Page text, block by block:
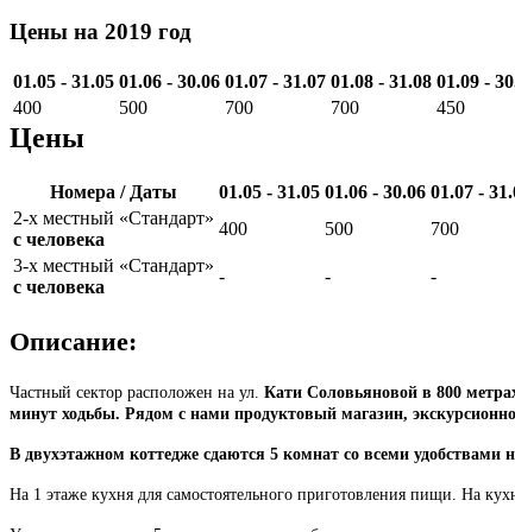
Цены на 2019 год
01.05 - 31.05 01.06 - 30.06 01.07 - 31.07 01.08 - 31.08 01.09 -
400
500 700 700 450
Цены
Номера / Даты 01.05 - 31.05 01.06 - 30.06 01.07 -
2-х местный «Стандарт»
с человека
400 500 700
3-х местный «Стандарт»
с человека
- - -
Описание:
Частный сектор расположен на ул. Кати Соловьяновой в 800
минут ходьбы. Рядом с нами продуктовый магазин,
В двухэтажном коттедже сдаются 5 комнат со всеми удобствами
На 1 этаже кухня для самостоятельного приготовления пищи. На